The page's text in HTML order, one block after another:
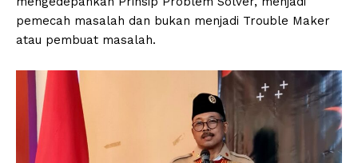
pemecah masalah dan bukan menjadi Trouble Maker
atau pembuat masalah.